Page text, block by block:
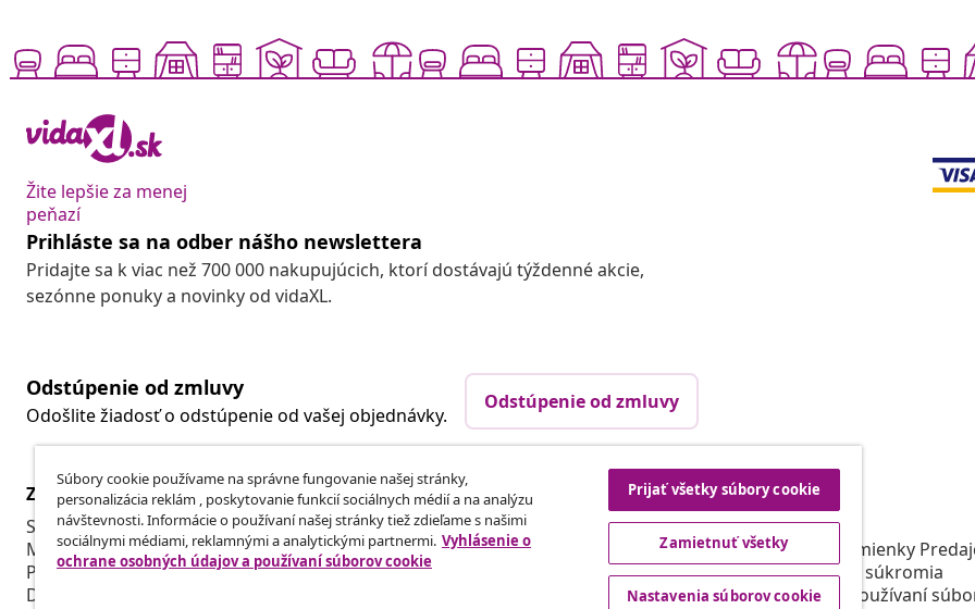
Žite lepšie za menej
peňazí
Prihláste sa na odber nášho newslettera
Pridajte sa k viac než 700 000 nakupujúcich, ktorí dostávajú týždenné akcie,
sezónne ponuky a novinky od vidaXL.
Odstúpenie od zmluvy
Odošlite žiadosť o odstúpenie od vašej objednávky.
Odstúpenie od zmluvy
Zákaznícky Servis
Sledujte svoju objednávku
Môj účet
Platba
Doprava a doručenie
Obchodní partneri
Affiliate Program
Vyrábajte pre vidaXL
Spolupráca v oblasti marketingu
vidaXL
O vidaXL
Obchodné podmienky
Zásady ochrany súkromia
Prehlásenie o používaní
Súbory cookie používame na správne fungovanie našej stránky,
personalizácia reklám , poskytovanie funkcií sociálnych médií a na analýzu
návštevnosti. Informácie o používaní našej stránky tiež zdieľame s našimi
sociálnymi médiami, reklamnými a analytickými partnermi. Vyhlásenie o
ochrane osobných údajov a používaní súborov cookie
Prijať všetky súbory cookie
Zamietnuť všetky
Nastavenia súborov cookie